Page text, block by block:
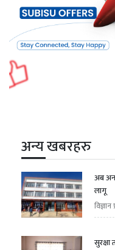
अन्य खबरहरु
अब
लागू
विज्ञान
सुरक्षा